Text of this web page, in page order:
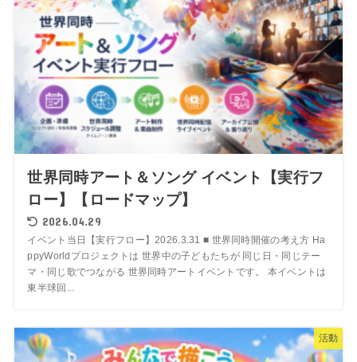
世界同時アート＆ソング イベント【実行フ
ロー】【ロードマップ】
2026.04.29
イベント当日【実行フロー】2026.3.31 ■ 世界同時開催の考え方 Ha
ppyWorldプロジェクトは 世界中の子どもたちが 同じ日・同じテー
マ・同じ歌でつながる 世界同時アートイベントです。 本イベントは
東半球回...
活動